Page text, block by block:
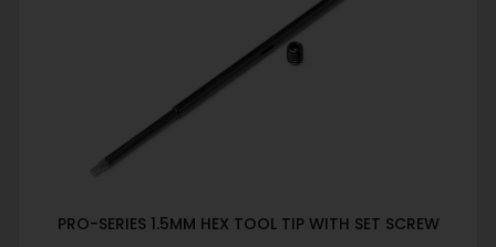
PRO-SERIES 1.5MM HEX TOOL TIP WITH SET SCREW